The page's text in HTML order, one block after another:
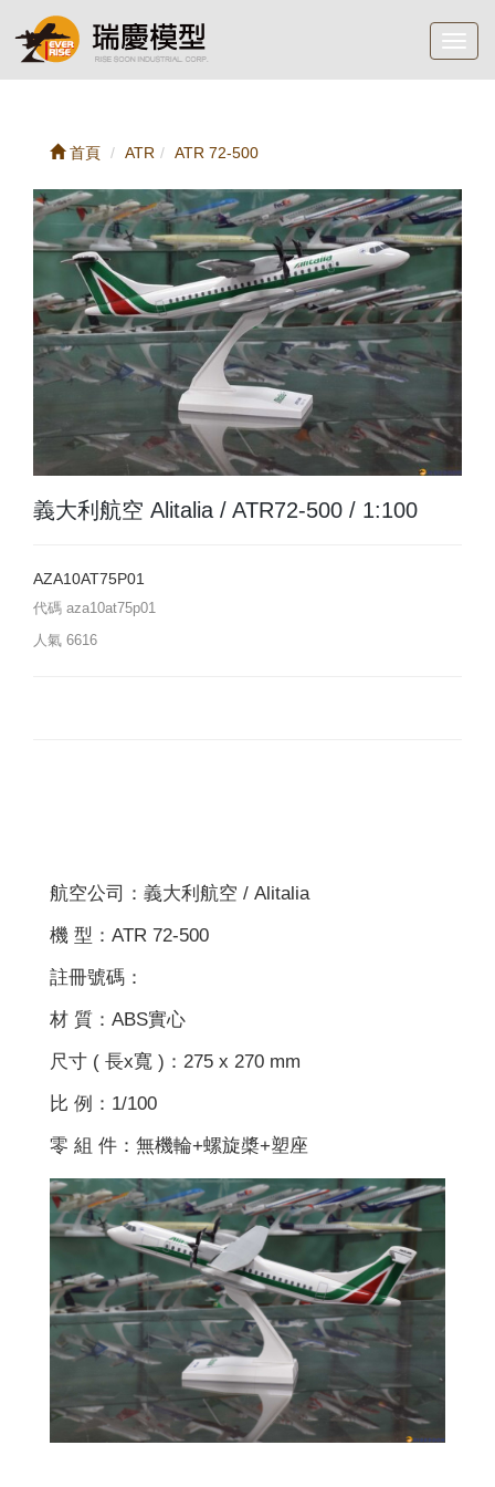
首頁 ATR ATR 72-500
義大利航空 Alitalia / ATR72-500 / 1:100
AZA10AT75P01
代碼 aza10at75p01
人氣 6616
航空公司：義大利航空 / Alitalia
機 型：ATR 72-500
註冊號碼：
材 質：ABS實心
尺寸 ( 長x寬 )：275 x 270 mm
比 例：1/100
零 組 件：無機輪+螺旋槳+塑座